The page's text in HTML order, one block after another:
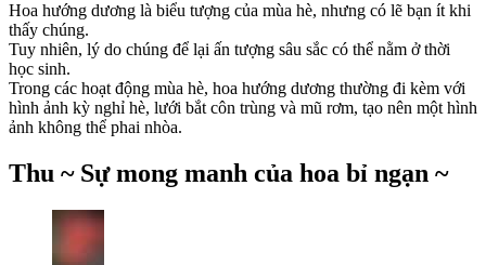
Hoa hướng dương là biểu tượng của mùa hè, nhưng có lẽ bạn ít khi
thấy chúng.
Tuy nhiên, lý do chúng để lại ấn tượng sâu sắc có thể nằm ở thời
học sinh.
Trong các hoạt động mùa hè, hoa hướng dương thường đi kèm với
hình ảnh kỳ nghỉ hè, lưới bắt côn trùng và mũ rơm, tạo nên một hình
ảnh không thể phai nhòa.
Thu ~ Sự mong manh của hoa bỉ ngạn ~